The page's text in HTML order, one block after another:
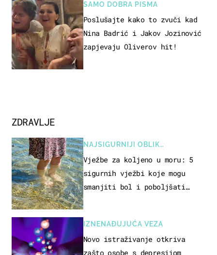
SAMO DOBRA PISMA
Poslušajte kako to zvuči kad
Nina Badrić i Jakov Jozinović
zapjevaju Oliverov hit!
ZDRAVLJE
NAJSIGURNIJI OBLIK
REKREACIJE
Vježbe za koljeno u moru: 5
sigurnih vježbi koje mogu
smanjiti bol i poboljšati
IZNENAĐUJUĆA VEZA
Novo istraživanje otkriva
zašto osobe s depresijom